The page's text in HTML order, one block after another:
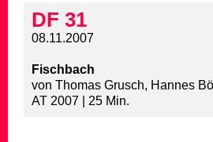
DF 31
08.11.2007
Fischbach
von Thomas Grusch, Hannes
AT 2007 | 25 Min.